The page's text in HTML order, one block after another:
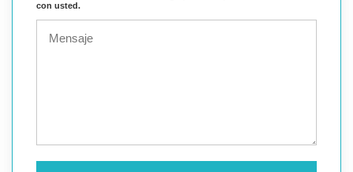
con usted.